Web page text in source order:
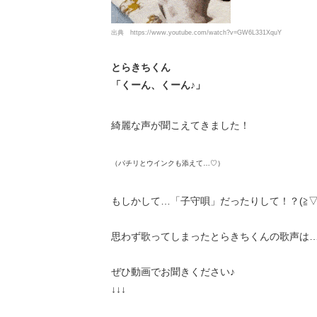
出典 https://www.youtube.com/watch?v=GW6L331XquY
とらきちくん
「くーん、くーん♪」
綺麗な声が聞こえてきました！
（パチリとウインクも添えて…♡）
もしかして…「子守唄」だったりして！？
思わず歌ってしまったとらきちくんの歌声は
ぜひ動画でお聞きください♪
↓↓↓